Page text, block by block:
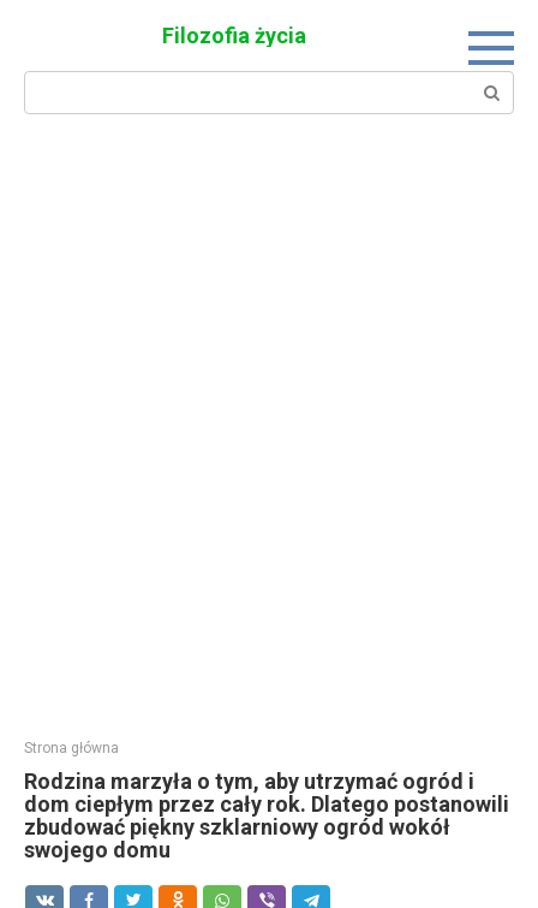
Filozofia życia
Search:
Strona główna
Rodzina marzyła o tym, aby utrzymać ogród i
dom ciepłym przez cały rok. Dlatego postanowili
zbudować piękny szklarniowy ogród wokół
swojego domu